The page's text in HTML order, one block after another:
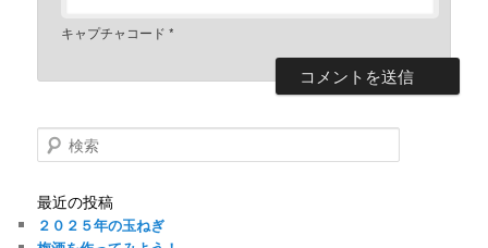
キャプチャコード *
検
索
最近の投稿
２０２５年の玉ねぎ